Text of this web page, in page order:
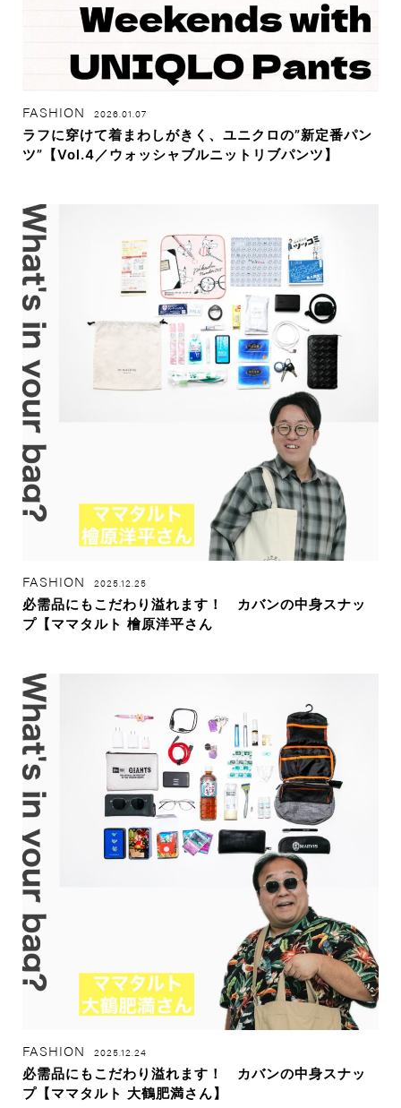
FASHION 2026.01.07
ラフに穿けて着まわしがきく、ユニクロの”新定番パン
ツ”【Vol.4／ウォッシャブルニットリブパンツ】
FASHION 2025.12.25
必需品にもこだわり溢れます！ カバンの中身スナッ
プ【ママタルト 檜原洋平さん
FASHION 2025.12.24
必需品にもこだわり溢れます！ カバンの中身スナッ
プ【ママタルト 大鶴肥満さん】